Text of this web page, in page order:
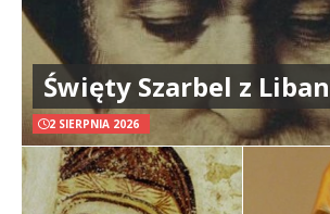
Święty Szarbel z
2 SIERPNIA 2026